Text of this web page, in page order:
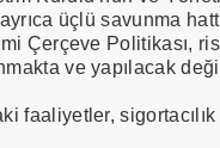
üçlü savunma
Çerçeve Politikası,
ve yapılacak
faaliyetler,